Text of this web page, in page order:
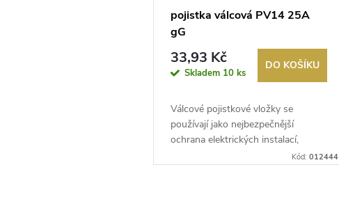
pojistka válcová PV14 25A
gG
33,93 Kč
Skladem 10 ks
DO KOŠÍKU
Válcové pojistkové vložky se
používají jako nejbezpečnější
ochrana elektrických instalací,
Kód:012444